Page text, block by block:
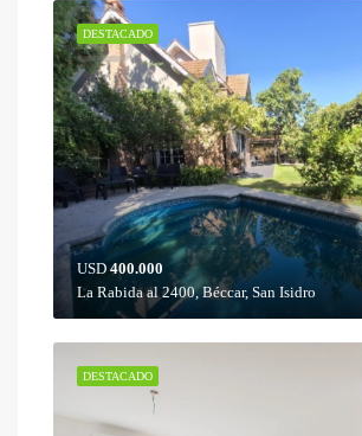
DESTACADO
USD 400.000
La Rabida al 2400, Béccar, San Isidro
DESTACADO